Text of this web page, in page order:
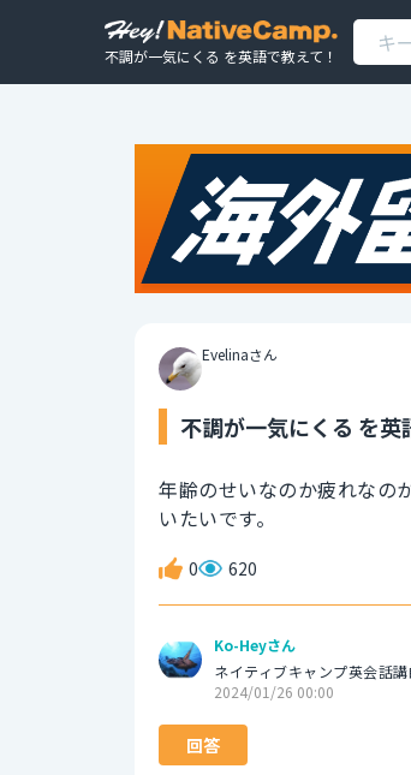
不調が一気にくる を英語で教えて！
Evelinaさん
不調が一気にくる を英
年齢のせいなのか疲れなの
いたいです。
0 620
Ko-Heyさん
ネイティブキャンプ英会話
2024/01/26 00:00
回答